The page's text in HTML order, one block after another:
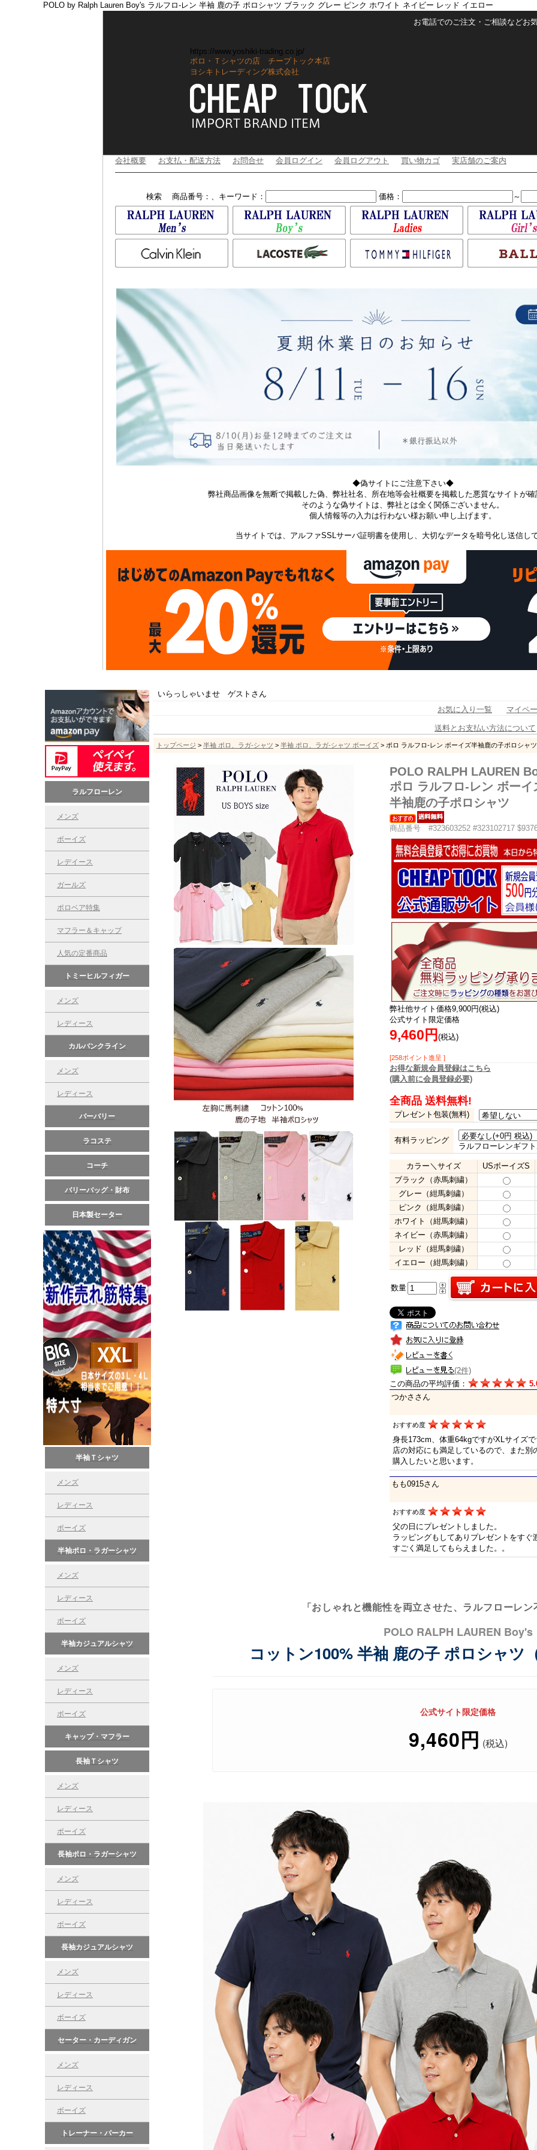
POLO by Ralph Lauren Boy's ラルフロ-レン 半袖 鹿の子 ポロシャツ ブラック グレー ピンク ホワイト ネイビー レッド イエロー
https://www.yoshiki-trading.co.jp/
ポロ・Ｔシャツの店 チープトック本店
ヨシキトレーディング株式会社
お電話でのご注文・ご相談などお
会社概要 お支払・配送方法 お問合せ 会員ログイン 会員ログアウト 買い物カゴ 実店舗のご案内
検索 商品番号：、キーワード： 価格： ～
◆偽サイトにご注意下さい◆
弊社商品画像を無断で掲載した偽、弊社社名、所在地等会社概要を掲載した悪質なサイトが
そのような偽サイトは、弊社とは全く関係ございません。
個人情報等の入力は行わない様お願い申し上げます。
当サイトでは、アルファSSLサーバ証明書を使用し、大切なデータを暗号化し送信し
ラルフローレン
メンズ
ボーイズ
レデイース
ガールズ
ポロベア特集
マフラー＆キャップ
人気の定番商品
トミーヒルフィガー
メンズ
レディース
カルバンクライン
メンズ
レディース
バーバリー
ラコステ
コーチ
バリーバッグ・財布
日本製セーター
半袖Ｔシャツ
メンズ
レディース
ボーイズ
半袖ポロ・ラガーシャツ
メンズ
レディース
ボーイズ
半袖カジュアルシャツ
メンズ
レディース
ボーイズ
キャップ・マフラー
長袖Ｔシャツ
メンズ
レディース
ボーイズ
長袖ポロ・ラガーシャツ
メンズ
レディース
ボーイズ
長袖カジュアルシャツ
メンズ
レディース
ボーイズ
セーター・カーディガン
メンズ
レディース
ボーイズ
トレーナー・パーカー
いらっしゃいませ ゲストさん
お気に入り一覧
マイペ
送料とお支払い方法について
トップページ > 半袖 ポロ、ラガ-シャツ > 半袖 ポロ、ラガ-シャツ ボーイズ > ポロ ラルフロ-レン ボーイズ半袖鹿の子ポロシャツ
POLO RALPH LAUREN
ポロ ラルフロ-レン ボーイ
半袖鹿の子ポロシャツ
商品番号 #323603252 #323102717
弊社他サイト価格9,900円(税込)
公式サイト限定価格
9,460円 (税込)
[258ポイント進呈 ]
お得な新規会員登録はこちら
(購入前に会員登録必要)
全商品 送料無料!
プレゼント包装(無料)
有料ラッピング
ラルフローレンギフ
カラー＼サイズ
USボーイズS
ブラック（赤馬刺繍）
グレー（紺馬刺繍）
ピンク（紺馬刺繍）
ホワイト（紺馬刺繍）
ネイビー（赤馬刺繍）
レッド（紺馬刺繍）
イエロー（紺馬刺繍）
数量
(2件)
この商品の平均評価：
つかささん
おすすめ度
身長173cm、体重64kgですがXLサイズ
店の対応にも満足しているので、また別
購入したいと思います。
もも0915さん
おすすめ度
父の日にプレゼントしました。
ラッピングもしてありプレゼントをすぐ
すごく満足してもらえました。。
「おしゃれと機能性を両立させた、ラルフローレ
POLO RALPH LAUREN Boy's
コットン100% 半袖 鹿の子 ポロシャツ
公式サイト限定価格
9,460円 (税込)